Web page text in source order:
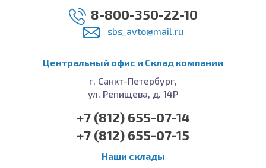
8-800-350-22-10
sbs_avto@mail.ru
Центральный офис и Cклад компании
г. Санкт-Петербург,
ул. Репищева, д. 14Р
+7 (812) 655-07-14
+7 (812) 655-07-15
Наши склады